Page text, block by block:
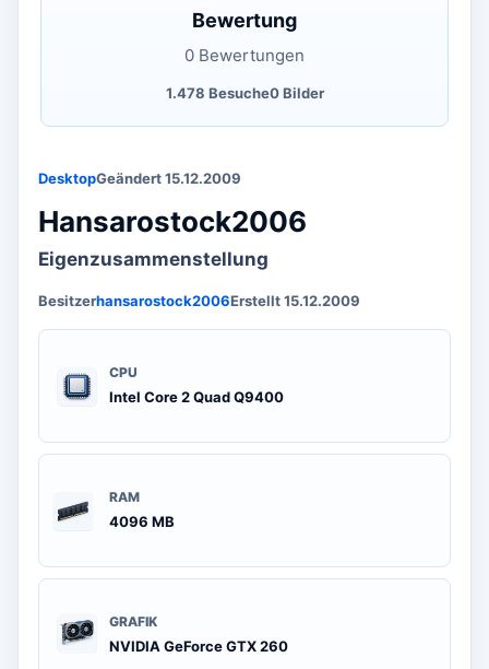
DesktopGeändert 15.12.2009
Hansarostock2006
Eigenzusammenstellung
Besitzerhansarostock2006Erstellt 15.12.2009
CPU
Intel Core 2 Quad Q9400
RAM
4096 MB
GRAFIK
NVIDIA GeForce GTX 260
Bewertung
0 Bewertungen
1.478 Besuche0 Bilder